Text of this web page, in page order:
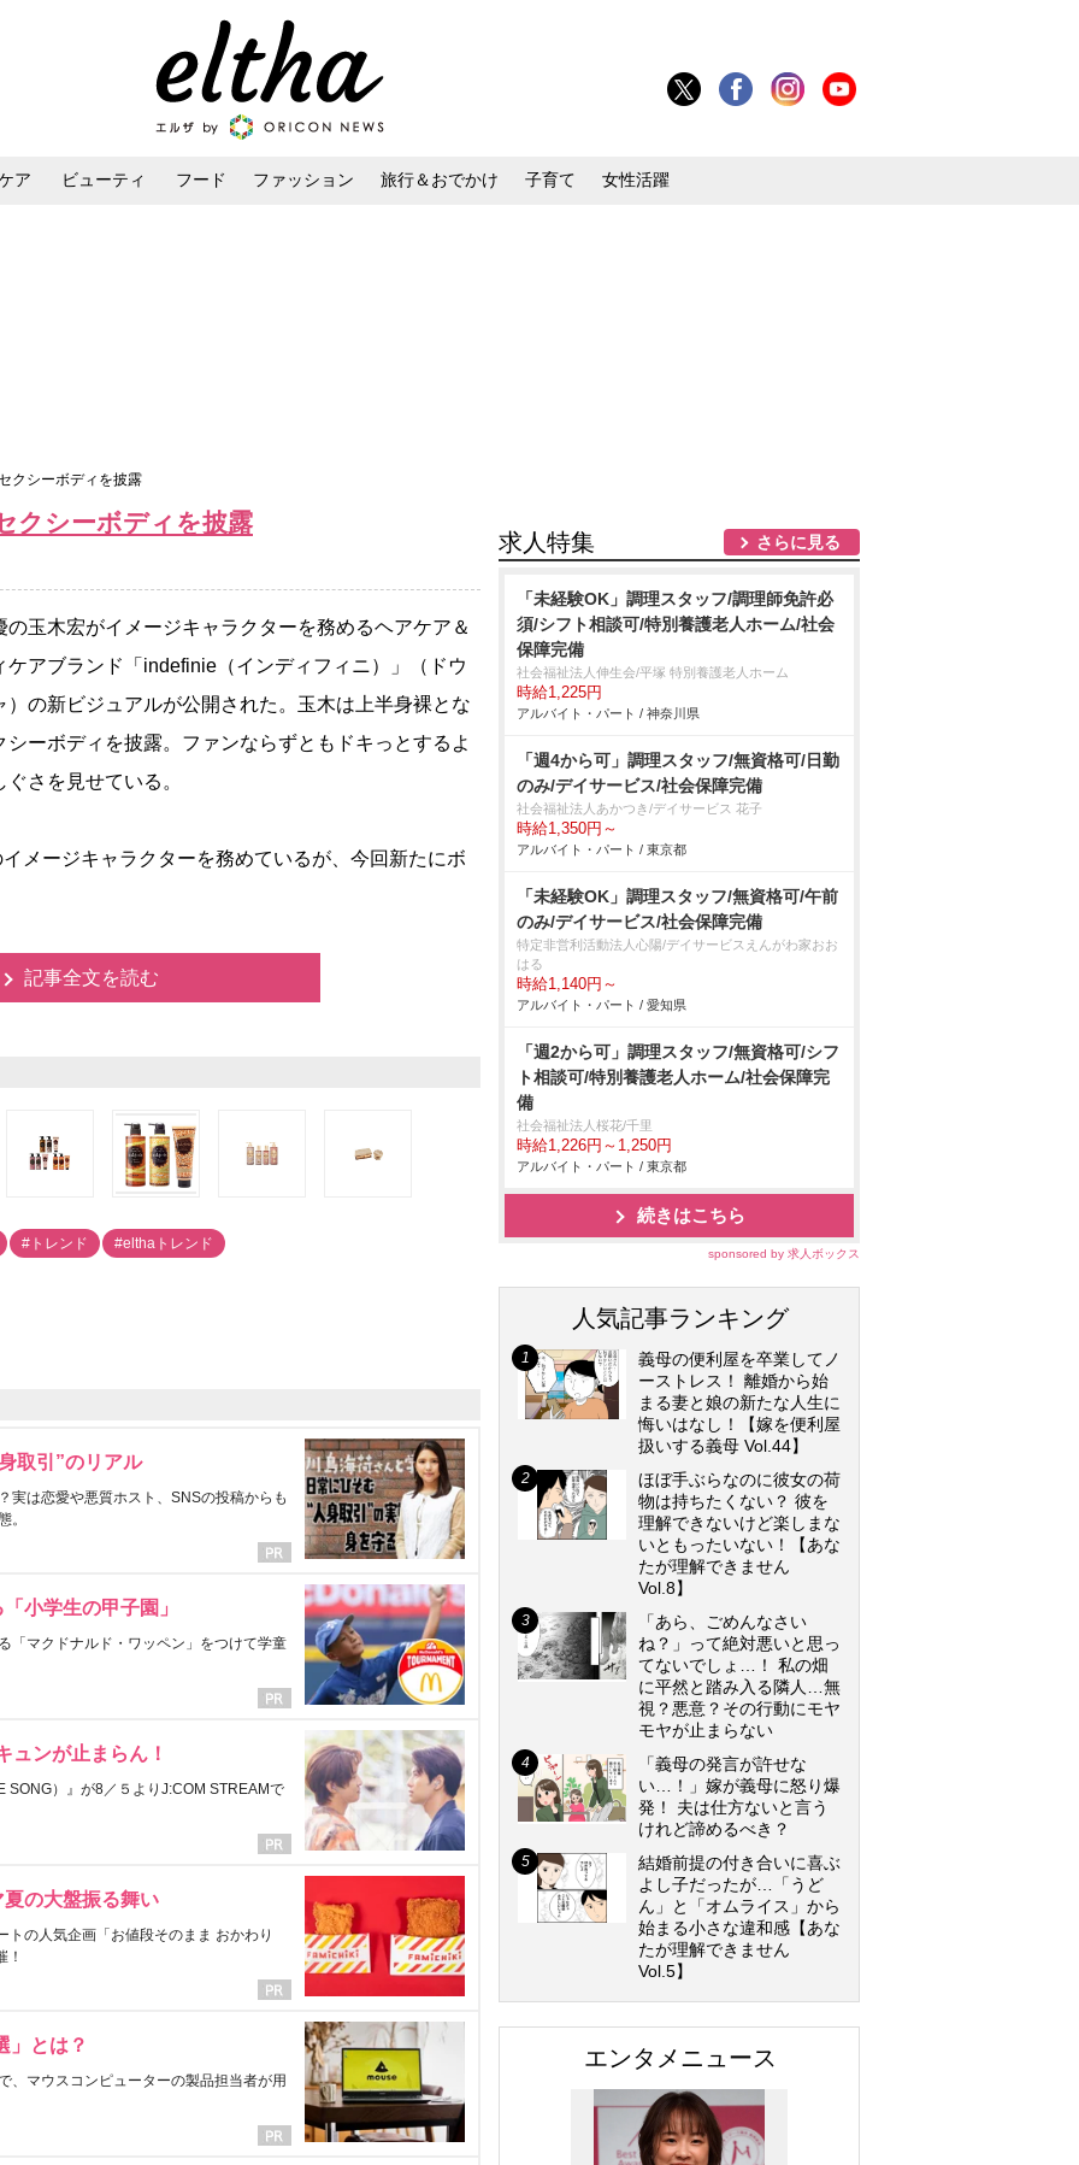
ア ビューティ フード ファッション 旅行＆おでかけ 子育て 女性活躍
クシーボディを披露
クシーボディを披露
玉木宏がイメージキャラクターを務めるヘアケア＆
ケアブランド「indefinie（インディフィニ）」（ドウ
）の新ビジュアルが公開された。玉木は上半身裸とな
シーボディを披露。ファンならずともドキっとするよ
ぐさを見せている。
ージキャラクターを務めているが、今回新たにボ
記事全文を読む
#トレンド #elthaトレンド
取引”のリアル
実は恋愛や悪質ホスト、SNSの投稿からも
。
小学生の甲子園」
「マクドナルド・ワッペン」をつけて学童
ュンが止まらん！
SONG）』が8／５よりJ:COM STREAMで
の大盤振る舞い
の人気企画「お値段そのまま おかわり
！
」とは？
、マウスコンピューターの製品担当者が用
求人特集 さらに見る
「未経験OK」調理スタッフ/調理師免許必
須/シフト相談可/特別養護老人ホーム/社会
保障完備
社会福祉法人伸生会/平塚 特別養護老人ホーム
時給1,225円
アルバイト・パート / 神奈川県
「週4から可」調理スタッフ/無資格可/日勤
のみ/デイサービス/社会保障完備
社会福祉法人あかつき/デイサービス 花子
時給1,350円～
アルバイト・パート / 東京都
「未経験OK」調理スタッフ/無資格可/午前
のみ/デイサービス/社会保障完備
特定非営利活動法人心陽/デイサービスえんがわ家おお
はる
時給1,140円～
アルバイト・パート / 愛知県
「週2から可」調理スタッフ/無資格可/シフ
ト相談可/特別養護老人ホーム/社会保障完
備
社会福祉法人桜花/千里
時給1,226円～1,250円
アルバイト・パート / 東京都
続きはこちら
sponsored by 求人ボックス
人気記事ランキング
義母の便利屋を卒業してノ
ーストレス！ 離婚から始
まる妻と娘の新たな人生に
悔いはなし！【嫁を便利屋
扱いする義母 Vol.44】
ほぼ手ぶらなのに彼女の荷
物は持ちたくない？ 彼を
理解できないけど楽しまな
いともったいない！【あな
たが理解できません
Vol.8】
「あら、ごめんなさい
ね？」って絶対悪いと思っ
てないでしょ…！ 私の畑
に平然と踏み入る隣人…無
視？悪意？その行動にモヤ
モヤが止まらない
「義母の発言が許せな
い…！」嫁が義母に怒り爆
発！ 夫は仕方ないと言う
けれど諦めるべき？
結婚前提の付き合いに喜ぶ
よし子だったが…「うど
ん」と「オムライス」から
始まる小さな違和感【あな
たが理解できません
Vol.5】
エンタメニュース